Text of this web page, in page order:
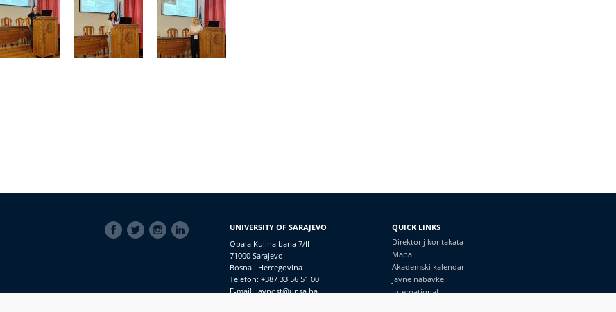
SOCIAL
LINKS
UNIVERSITY OF SARAJEVO
Obala Kulina bana 7/II
71000 Sarajevo
Bosna i Hercegovina
Telefon: +387 33 56 51 00
E-mail: javnost@unsa.ba
QUICK LINKS
Direktorij kontakata
Mapa
Akademski kalendar
Javne nabavke
International